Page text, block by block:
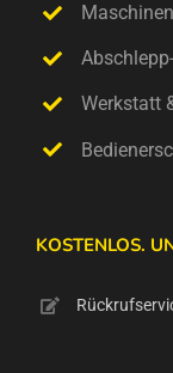
Werkstatt
KOSTENLOS.